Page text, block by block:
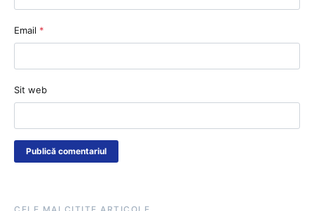
Email *
Sit web